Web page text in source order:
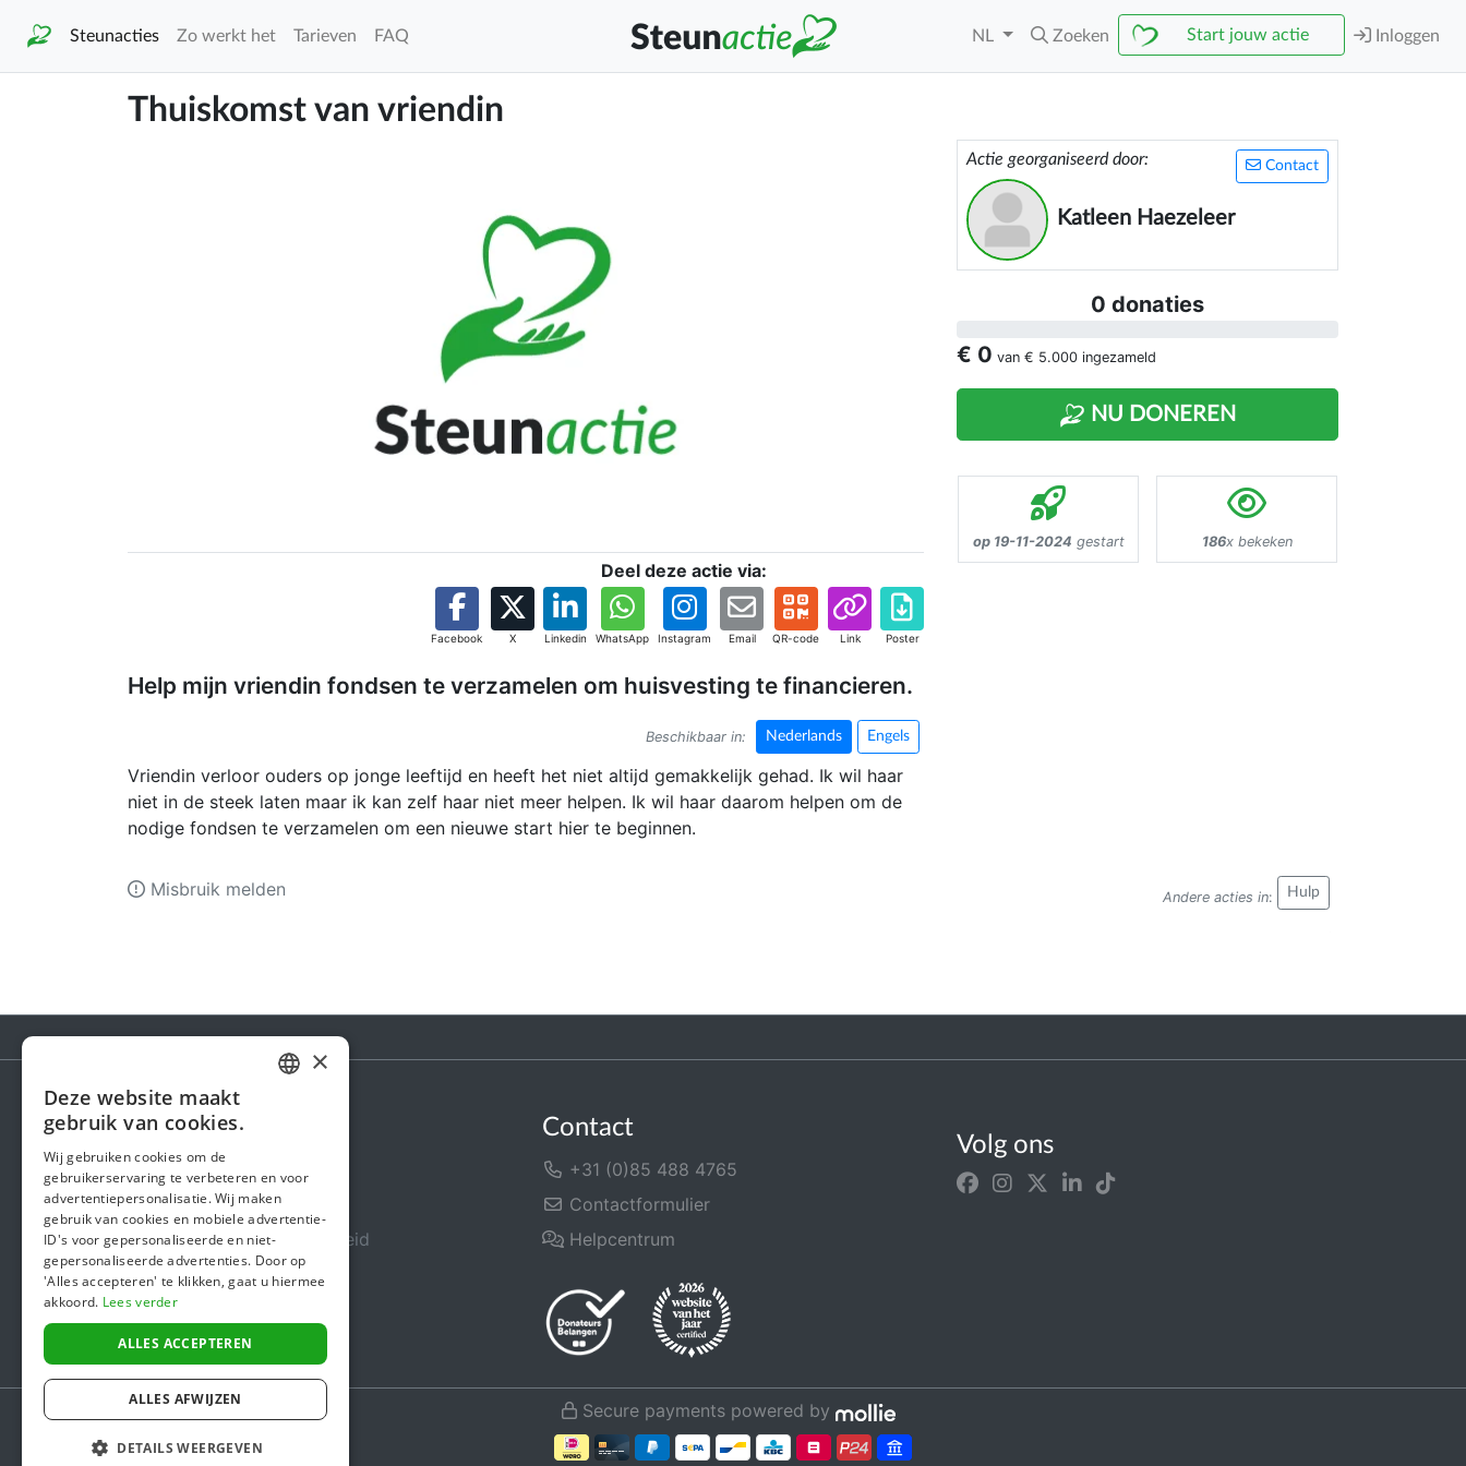
Steunacties Zo werkt het Tarieven FAQ NL Zoeken Start jouw actie Inloggen
Thuiskomst van vriendin
Deel deze actie via:
Facebook X Linkedin WhatsApp Instagram Email QR-code Link Poster
Help mijn vriendin fondsen te verzamelen om huisvesting te financieren.
Beschikbaar in: Nederlands Engels
Vriendin verloor ouders op jonge leeftijd en heeft het niet altijd gemakkelijk gehad. Ik wil haar
niet in de steek laten maar ik kan zelf haar niet meer helpen. Ik wil haar daarom helpen om de
nodige fondsen te verzamelen om een nieuwe start hier te beginnen.
Contact
Actie georganiseerd door:
Katleen Haezeleer
0 donaties
€ 0 van € 5.000 ingezameld
NU DONEREN
op 19-11-2024 gestart 186x bekeken
Andere acties in: Hulp
Misbruik melden
Steunactie
Over ons
In de media
Veiligheid & Betrouwbaarheid
Algemene voorwaarden
Privacybeleid
Cookiebeleid
Contact
+31 (0)85 488 4765
Contactformulier
Helpcentrum
Volg ons
Secure payments powered by
ENGLISH
×
Deze website maakt
gebruik van cookies.
Wij gebruiken cookies om de
gebruikerservaring te verbeteren en voor
advertentiepersonalisatie. Wij maken
gebruik van cookies en mobiele advertentie-
ID's voor gepersonaliseerde en niet-
gepersonaliseerde advertenties. Door op
'Alles accepteren' te klikken, gaat u hiermee
akkoord. Lees verder
ALLES ACCEPTEREN
ALLES AFWIJZEN
DETAILS WEERGEVEN